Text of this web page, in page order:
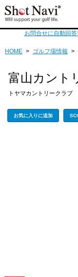
お問合せに自動回
HOME > ゴルフ場情報 >
富山カント
トヤマカントリークラブ
お気に入りに追加